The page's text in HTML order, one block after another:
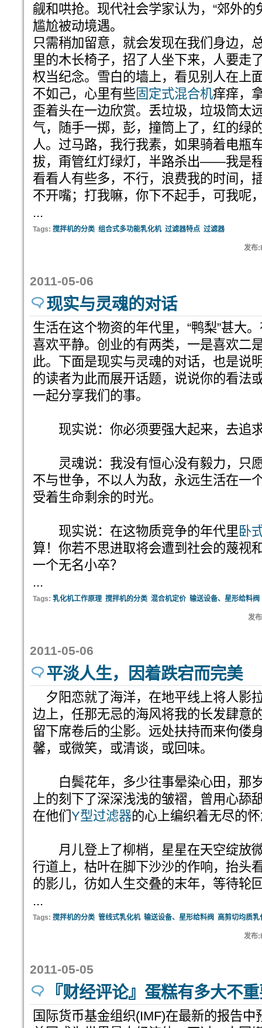
觎和哄抢。现代社会学家认为，“郊外的
尴尬被动境遇。
只需稍加留意，就会发现在我们身边，
里的木长椅子，招了人坐下来，人要
权当纪念。雪白的墙上，看见别人在上
不如己，心里有些 固定式混合机痒痒，
歪着头在一边欣赏。丢垃圾，垃圾筒太
气，随手一掷，彭，撞筒上了，红的绿
人。过马路，我行我素，如果骑着电瓶
拔，甭管红灯绿灯，半路杀出——我是
看看人有些多，不行，浪费我的时间，
不开嘴；打我嘛，你下不起手，可我呢
...
Tags: 搅拌机的分类 组合式多功能乳化机 过滤器特点 过滤器
发布
2011-05-06
现实与灵魂的对话
生活在这个物资的年代里，“鸭梨”甚大
喜欢平静。创业的有两类，一是喜欢二
此。下面是现实与灵魂的对话，也是说
的读者为此而展开话题，说说你的看法
一起分享我们的事。
现实说：你必须要强大起来，去追
灵魂说：我没有恒心没有毅力，只
不与世争，不以人为敌，永远生活在一
受着生命剩余的时光。
现实说：在这物质竞争的年代里 卧
算！你若不思进取将会遭到社会的蔑视
一个无名小卒？
...
Tags: 乳化机工作原理 搅拌机的分类 混合机定价 输送设备、星形给料阀
发
2011-05-06
平淡人生，因着跌宕而完美
夕阳恋就了海洋，在地平线上将人影
边上，任那无忌的海风将我的长发肆意
留下席卷后的尘影。远处扶持而来佝偻
馨，或微笑，或清谈，或回味。
白鬓花年，多少往事晕染心田，那
上的刻下了深深浅浅的皱褶，曾用心舔
在他们 Y型过滤器的心上编织着无尽的
月儿登上了柳梢，星星在天空绽放
行道上，枯叶在脚下沙沙的作响，抬头
的影儿，彷如人生交叠的末年，等待轮
...
Tags: 搅拌机的分类 管线式乳化机 输送设备、星形给料阀 高剪切均质乳
发布
2011-05-05
『财经评论』蛋糕有多大不
国际货币基金组织(IMF)在最新的报告